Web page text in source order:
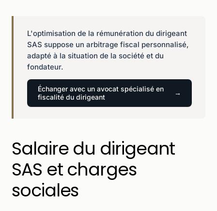
L'optimisation de la rémunération du dirigeant
SAS suppose un arbitrage fiscal personnalisé,
adapté à la situation de la société et du
fondateur.
Échanger avec un avocat spécialisé en
fiscalité du dirigeant
Salaire du dirigeant
SAS et charges
sociales